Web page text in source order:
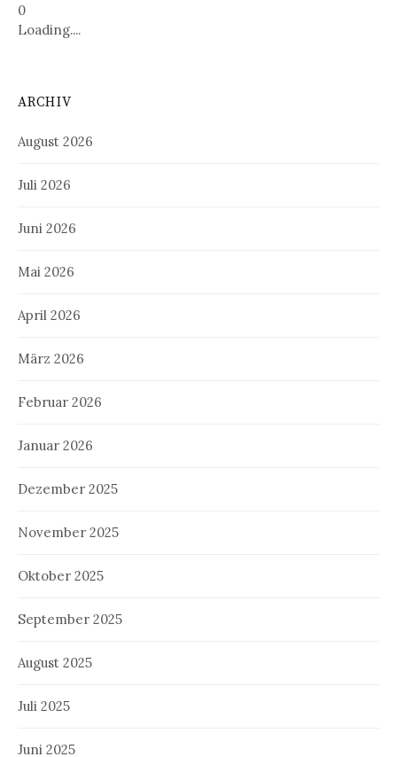
0
Loading....
ARCHIV
August 2026
Juli 2026
Juni 2026
Mai 2026
April 2026
März 2026
Februar 2026
Januar 2026
Dezember 2025
November 2025
Oktober 2025
September 2025
August 2025
Juli 2025
Juni 2025